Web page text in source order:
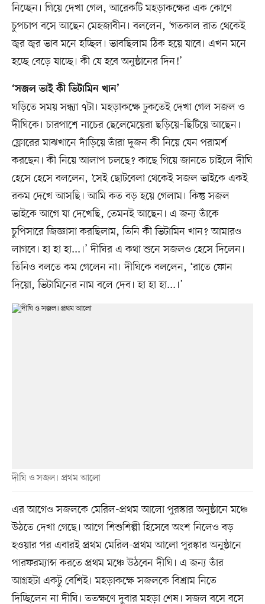
নিচ্ছেন। গিয়ে দেখা গেল, আরেকটি মহড়াকক্ষের এক কোণে
চুপচাপ বসে আছেন মেহজাবীন। বললেন, ‘গতকাল রাত থেকেই
জ্বর জ্বর ভাব মনে হচ্ছিল। ভাবছিলাম ঠিক হয়ে যাবে। এখন মনে
হচ্ছে বেড়ে যাচ্ছে। কী যে হবে অনুষ্ঠানের দিন!’
‘সজল ভাই কী ভিটামিন খান’
ঘড়িতে সময় সন্ধ্যা ৭টা। মহড়াকক্ষে ঢুকতেই দেখা গেল সজল ও
দীঘিকে। চারপাশে নাচের ছেলেমেয়েরা ছড়িয়ে–ছিটিয়ে আছেন।
ফ্লোরের মাঝখানে দাঁড়িয়ে তাঁরা দুজন কী নিয়ে যেন পরামর্শ
করছেন। কী নিয়ে আলাপ চলছে? কাছে গিয়ে জানতে চাইলে দীঘি
হেসে হেসে বললেন, ‘সেই ছোটবেলা থেকেই সজল ভাইকে একই
রকম দেখে আসছি। আমি কত বড় হয়ে গেলাম। কিন্তু সজল
ভাইকে আগে যা দেখেছি, তেমনই আছেন। এ জন্য তাঁকে
চুপিসারে জিজ্ঞাসা করছিলাম, তিনি কী ভিটামিন খান? আমারও
লাগবে। হা হা হা...।’ দীঘির এ কথা শুনে সজলও হেসে দিলেন।
তিনিও বলতে কম গেলেন না। দীঘিকে বললেন, ‘রাতে ফোন
দিয়ো, ভিটামিনের নাম বলে দেব। হা হা হা...।’
দীঘি ও সজল। প্রথম আলো
এর আগেও সজলকে মেরিল-প্রথম আলো পুরস্কার অনুষ্ঠানে মঞ্চে
উঠতে দেখা গেছে। আগে শিশুশিল্পী হিসেবে অংশ নিলেও বড়
হওয়ার পর এবারই প্রথম মেরিল-প্রথম আলো পুরস্কার অনুষ্ঠানে
পারফরম্যান্স করতে প্রথম মঞ্চে উঠবেন দীঘি। এ জন্য তাঁর
আগ্রহটা একটু বেশিই। মহড়াকক্ষে সজলকে বিশ্রাম নিতে
দিচ্ছিলেন না দীঘি। ততক্ষণে দুবার মহড়া শেষ। সজল বসে বসে